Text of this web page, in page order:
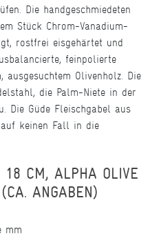
Die handgeschmiedeten
Stück Chrom-Vanadium-
rostfrei eisgehärtet und
feinpolierte
Olivenholz. Die
die Palm-Niete in der
Die Güde Fleischgabel aus
keinen Fall in die
18 CM, ALPHA OLIVE
ANGABEN)
mm